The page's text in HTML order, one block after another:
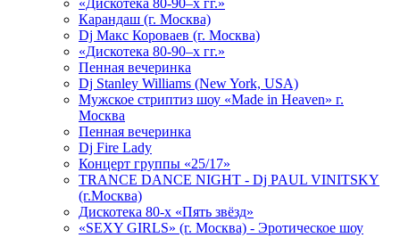
«Дискотека 80-90–х гг.»
Карандаш (г. Москва)
Dj Макс Короваев (г. Москва)
«Дискотека 80-90–х гг.»
Пенная вечеринка
Dj Stanley Williams (New York, USA)
Мужское стриптиз шоу «Made in Heaven» г.
Москва
Пенная вечеринка
Dj Fire Lady
Концерт группы «25/17»
TRANCE DANCE NIGHT - Dj PAUL VINITSKY
(г.Москва)
Дискотека 80-х «Пять звёзд»
«SEXY GIRLS» (г. Москва) - Эротическое шоу